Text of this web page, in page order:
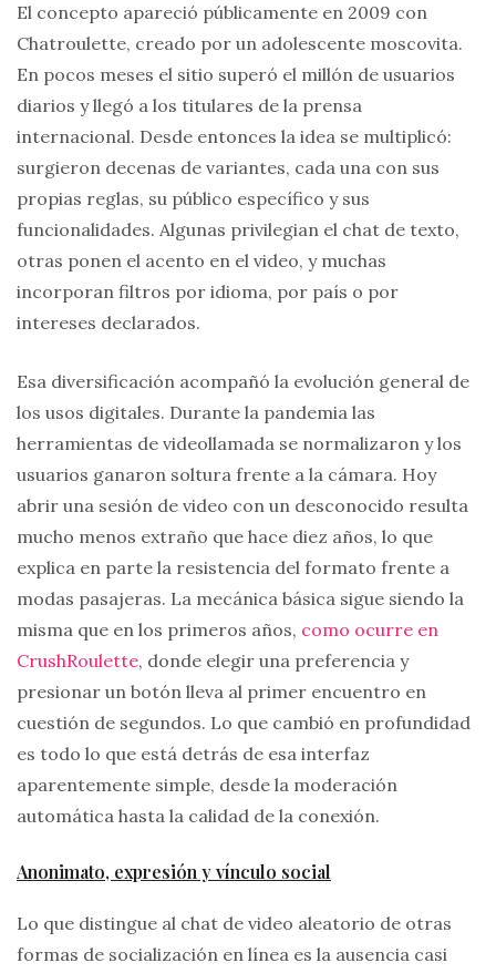
El concepto apareció públicamente en 2009 con
Chatroulette, creado por un adolescente moscovita.
En pocos meses el sitio superó el millón de usuarios
diarios y llegó a los titulares de la prensa
internacional. Desde entonces la idea se multiplicó:
surgieron decenas de variantes, cada una con sus
propias reglas, su público específico y sus
funcionalidades. Algunas privilegian el chat de texto,
otras ponen el acento en el video, y muchas
incorporan filtros por idioma, por país o por
intereses declarados.
Esa diversificación acompañó la evolución general de
los usos digitales. Durante la pandemia las
herramientas de videollamada se normalizaron y los
usuarios ganaron soltura frente a la cámara. Hoy
abrir una sesión de video con un desconocido resulta
mucho menos extraño que hace diez años, lo que
explica en parte la resistencia del formato frente a
modas pasajeras. La mecánica básica sigue siendo la
misma que en los primeros años, como ocurre en
CrushRoulette, donde elegir una preferencia y
presionar un botón lleva al primer encuentro en
cuestión de segundos. Lo que cambió en profundidad
es todo lo que está detrás de esa interfaz
aparentemente simple, desde la moderación
automática hasta la calidad de la conexión.
Anonimato, expresión y vínculo social
Lo que distingue al chat de video aleatorio de otras
formas de socialización en línea es la ausencia casi